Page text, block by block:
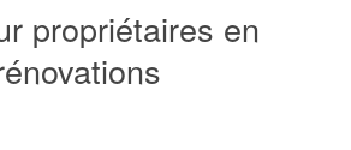
propriétaires en